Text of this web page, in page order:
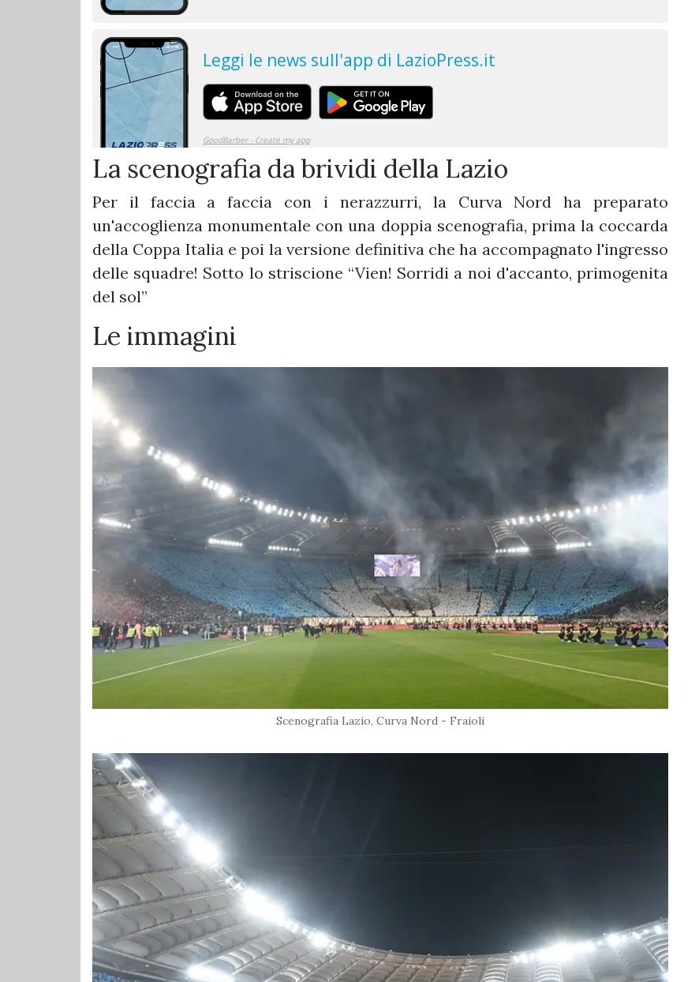
La scenografia da brividi della Lazio
​Per il faccia a faccia con i nerazzurri, la Curva Nord ha preparato
un'accoglienza monumentale con una doppia scenografia, prima la coccarda
della Coppa Italia e poi la versione definitiva che ha accompagnato l'ingresso
delle squadre! Sotto lo striscione “Vien! Sorridi a noi d'accanto, primogenita
del sol”
Le immagini
Scenografia Lazio, Curva Nord - Fraioli